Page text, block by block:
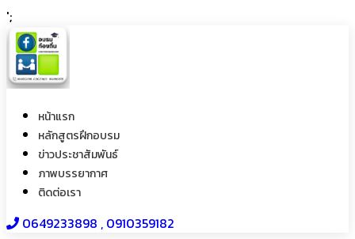
';
หน้าแรก
หลักสูตรฝึกอบรม
ข่าวประชาสัมพันธ์
ภาพบรรยากาศ
ติดต่อเรา
0649233898​ , 0910359182